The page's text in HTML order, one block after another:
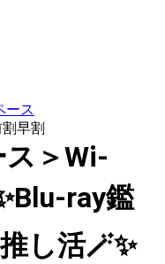
ース
早割
ス＞Wi-
ray鑑
し活🪄✨